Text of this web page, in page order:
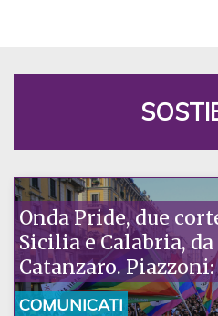
Onda Pride, due
Sicilia e Calabria,
Catanzaro.
la nostra
COMUNICATI